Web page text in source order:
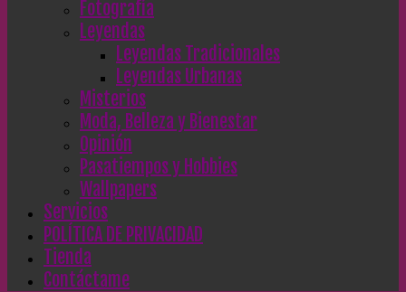
Fotografía
Leyendas
Leyendas Tradicionales
Leyendas Urbanas
Misterios
Moda, Belleza y Bienestar
Opinión
Pasatiempos y Hobbies
Wallpapers
Servicios
POLÍTICA DE PRIVACIDAD
Tienda
Contáctame